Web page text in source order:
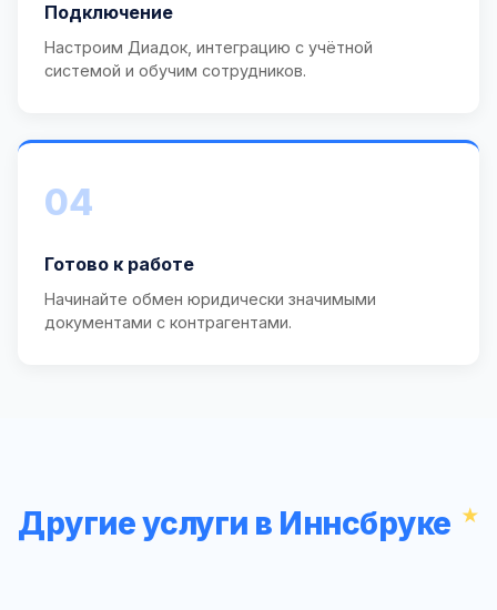
Подключение
Настроим Диадок, интеграцию с учётной
системой и обучим сотрудников.
04
Готово к работе
Начинайте обмен юридически значимыми
документами с контрагентами.
Другие услуги в Иннсбруке